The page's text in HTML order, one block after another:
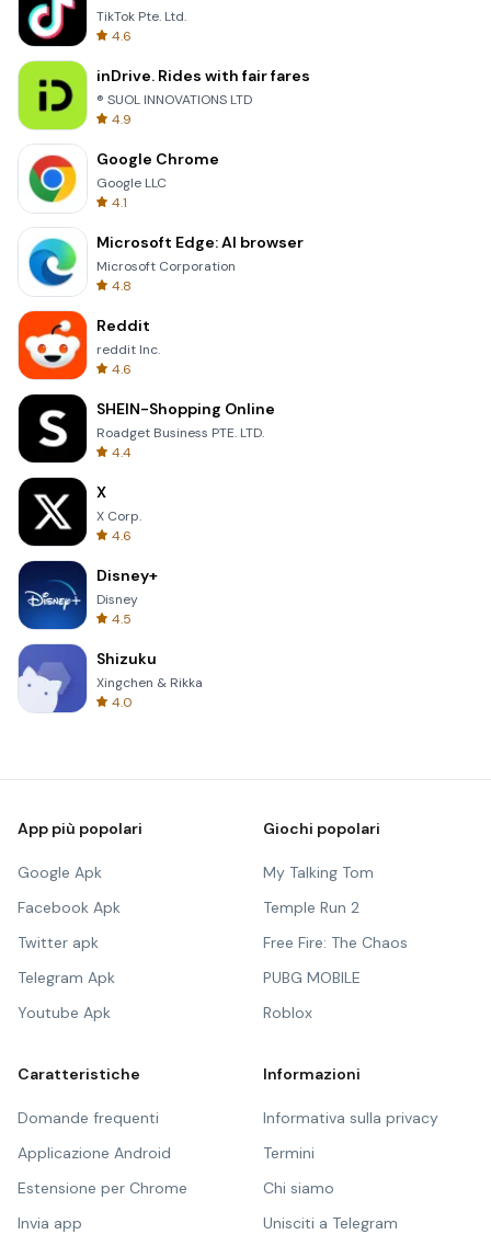
TikTok Pte. Ltd.
4.6
inDrive. Rides with fair fares
® SUOL INNOVATIONS LTD
4.9
Google Chrome
Google LLC
4.1
Microsoft Edge: AI browser
Microsoft Corporation
4.8
Reddit
reddit Inc.
4.6
SHEIN-Shopping Online
Roadget Business PTE. LTD.
4.4
X
X Corp.
4.6
Disney+
Disney
4.5
Shizuku
Xingchen & Rikka
4.0
App più popolari
Google Apk
Facebook Apk
Twitter apk
Telegram Apk
Youtube Apk
Giochi popolari
My Talking Tom
Temple Run 2
Free Fire: The Chaos
PUBG MOBILE
Roblox
Caratteristiche
Domande frequenti
Applicazione Android
Estensione per Chrome
Invia app
Informazioni
Informativa sulla privacy
Termini
Chi siamo
Unisciti a Telegram